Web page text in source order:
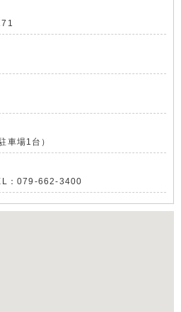
場1台）
：079-662-3400